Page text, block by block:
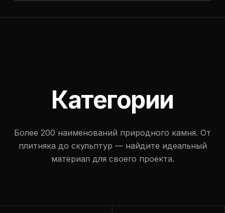
Категории
Более 200 наименований природного камня. От
плитняка до скульптур — найдите идеальный
материал для своего проекта.